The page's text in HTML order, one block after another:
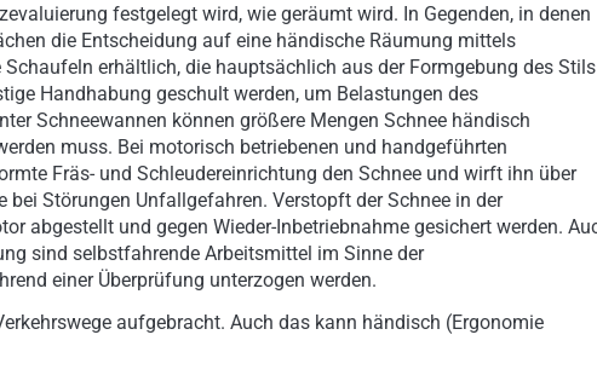
festgelegt wird, wie geräumt wird. In Gegenden, in denen
die Entscheidung auf eine händische Räumung mittels
erhältlich, die hauptsächlich aus der Formgebung des Stils
Handhabung geschult werden, um Belastungen des
Schneewannen können größere Mengen Schnee händisch
muss. Bei motorisch betriebenen und handgeführten
Fräs- und Schleudereinrichtung den Schnee und wirft ihn über
Störungen Unfallgefahren. Verstopft der Schnee in der
abgestellt und gegen Wieder-Inbetriebnahme gesichert werden.
sind selbstfahrende Arbeitsmittel im Sinne der
einer Überprüfung unterzogen werden.
aufgebracht. Auch das kann händisch (Ergonomie